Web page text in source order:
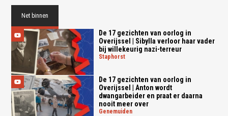
Net binnen
De 17 gezichten van oorlog in
Overijssel | Sibylla verloor haar vader
bij willekeurig nazi-terreur
staphorst
De 17 gezichten van oorlog in
Overijssel | Anton wordt
dwangarbeider en praat er daarna
nooit meer over
genemuiden